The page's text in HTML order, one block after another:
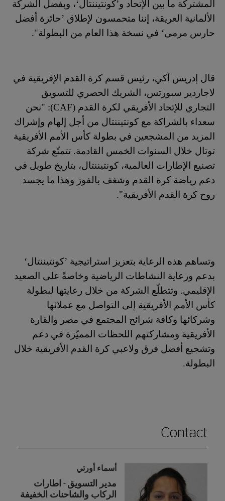
المشتركة ما بين الإتحاد و’كونتيننتال‘، وبفضل الشركة
الألمانية العريقة، إننا متحمسون لإطلاق ’جائزة أفضل
حارس مرمى‘ في نسخة هذا العام من البطولة".
قال إدريس آكي، رئيس قسم كرة القدم الإفريقية في
لاجاردير سبورتس، الشريك الحصري للتسويق
التجاري للإتحاد الأفريقي لكرة القدم (CAF
): "نحن
سعداء بالشراكة مع كونتيننتال من أجل إلهام وإشراك
المزيد من المشجعين في بطولة كأس الأمم الأفريقية
توتال خلال السنوات الخمس القادمة. تتمتّع شركة
تصنيع الإطارات العالمية، كونتيننتال، بتاريخ طويل في
دعم رياضة كرة القدم وشغف بالفوز وهذا ما يجسد
روح كرة القدم الأفريقية".
وتساهم هذه الرعاية بتعزيز استراتيجية ’كونتيننتال‘
بدعم ورعاية النشاطات الرياضية وخاصةً على الصعيد
الإقليمي. وتتطلّع الشركة من خلال رعايتها لبطولة
كأس الأمم الأفريقية إلى التواصل مع عملائها
وشركائها وكافة شرائح المجتمع في مصر والقارة
الأفريقية ومشاركتهم اللحظات المميّزة في دعم
وتشجيع أفضل فرق ولاعبي كرة القدم الأفريقية خلال
البطولة.
Contact
أسماء أورتي
مدير التسويق - اطارات
الركاب والشاحنات الخفيفة